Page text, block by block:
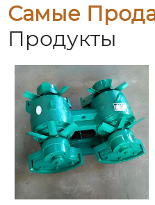
Самые
Продукты